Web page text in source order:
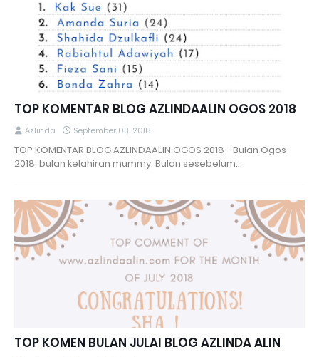
TOP KOMENTAR BLOG AZLINDAALIN OGOS 2018
Azlinda September 03, 2018
TOP KOMENTAR BLOG AZLINDAALIN OGOS 2018 - Bulan Ogos
2018, bulan kelahiran mummy. Bulan sesebelum…
TOP KOMEN BULAN JULAI BLOG AZLINDA ALIN